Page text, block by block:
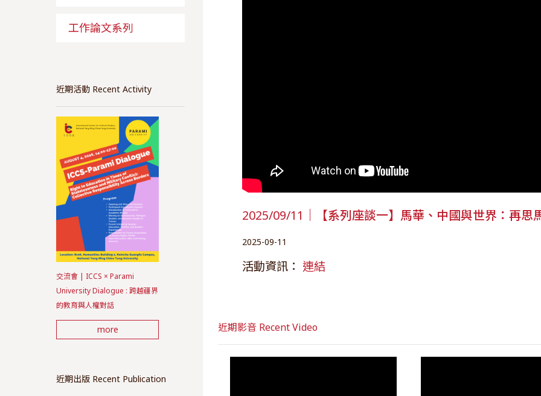
工作論文系列
近期活動 Recent Activity
交流會 | ICCS × Parami
University Dialogue : 跨越疆界
的教育與人權對話
more
近期出版 Recent Publication
2025/09/11｜【系列座談一】馬華、中國與世界：再思
2025-09-11
活動資訊： 連結
近期影音 Recent Video